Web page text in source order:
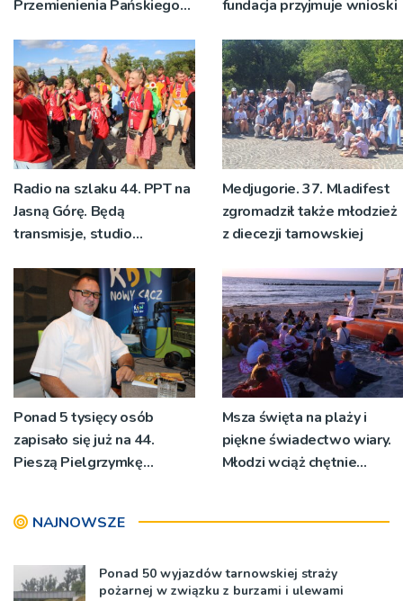
Przemienienia Pańskiego
znaczeniu Sakramentów
[ZDJĘCIA]
fundacja przyjmuje wnioski
Radio na szlaku 44. PPT na
Jasną Górę. Będą
transmisje, studio
pozdrowienia
Medjugorie. 37. Mladifest
zgromadził także młodzież
z diecezji tarnowskiej
Ponad 5 tysięcy osób
zapisało się już na 44.
Pieszą Pielgrzymkę
Msza święta na plaży i
piękne świadectwo wiary.
Młodzi wciąż chętnie
NAJNOWSZE
Ponad 50 wyjazdów tarnowskiej straży
pożarnej w związku z burzami i ulewami